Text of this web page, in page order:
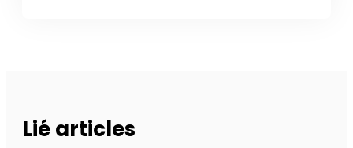
Lié articles